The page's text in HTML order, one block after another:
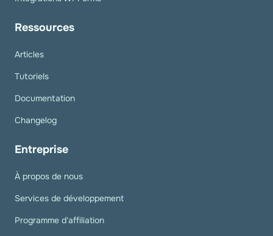
Ressources
Articles
Tutoriels
Documentation
Changelog
Entreprise
À propos de nous
Services de développement
Programme d'affiliation